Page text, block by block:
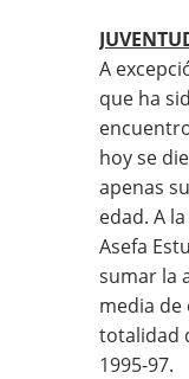
A
que ha
hoy se
apenas
edad. A
Asefa
sumar la
media de
totalidad
1995-97.